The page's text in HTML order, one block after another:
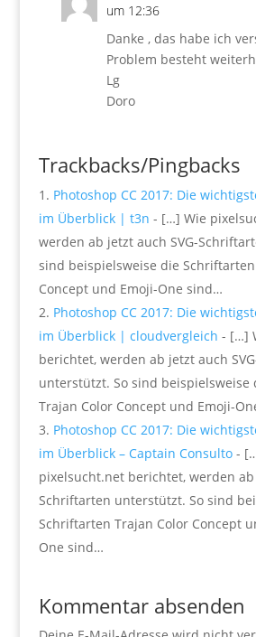
um 12:36
Danke , das habe ich
Problem besteht
Lg
Doro
Trackbacks/Pingbacks
Photoshop CC 2017: Die
im Überblick | t3n - […] Wie
werden ab jetzt auch SVG-
sind beispielsweise die
Concept und Emoji-One sind…
Photoshop CC 2017: Die
im Überblick | cloudvergleich - […]
berichtet, werden ab jetzt auch
unterstützt. So sind beispielsweise
Trajan Color Concept und Emoji-
Photoshop CC 2017: Die
im Überblick – Captain Consulto-
pixelsucht.net berichtet, werden ab
Schriftarten unterstützt. So sind
Schriftarten Trajan Color Concept
One sind…
Kommentar absenden